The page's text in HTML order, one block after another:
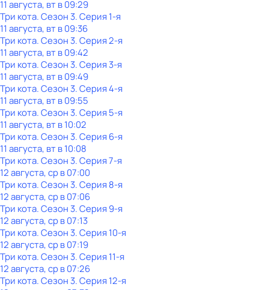
11 августа, вт в 09:29
Три кота. Сезон 3. Серия 1-я
11 августа, вт в 09:36
Три кота. Сезон 3. Серия 2-я
11 августа, вт в 09:42
Три кота. Сезон 3. Серия 3-я
11 августа, вт в 09:49
Три кота. Сезон 3. Серия 4-я
11 августа, вт в 09:55
Три кота. Сезон 3. Серия 5-я
11 августа, вт в 10:02
Три кота. Сезон 3. Серия 6-я
11 августа, вт в 10:08
Три кота. Сезон 3. Серия 7-я
12 августа, ср в 07:00
Три кота. Сезон 3. Серия 8-я
12 августа, ср в 07:06
Три кота. Сезон 3. Серия 9-я
12 августа, ср в 07:13
Три кота. Сезон 3. Серия 10-я
12 августа, ср в 07:19
Три кота. Сезон 3. Серия 11-я
12 августа, ср в 07:26
Три кота. Сезон 3. Серия 12-я